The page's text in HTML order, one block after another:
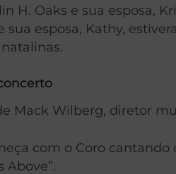
H. Oaks e sua esposa,
sua esposa, Kathy,
Mack Wilberg, diretor
com o Coro cantando
Above”.